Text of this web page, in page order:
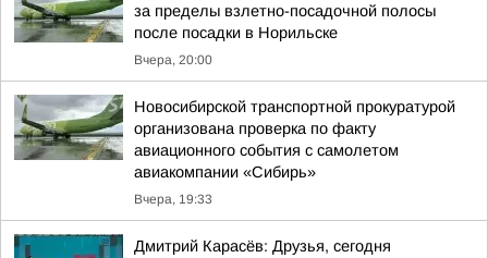
за пределы взлетно-посадочной полосы
после посадки в Норильске
Вчера, 20:00
Новосибирской транспортной прокуратурой
организована проверка по факту
авиационного события с самолетом
авиакомпании «Сибирь»
Вчера, 19:33
Дмитрий Карасёв: Друзья, сегодня